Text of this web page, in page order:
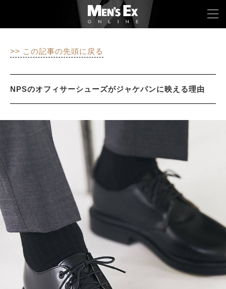
>> この記事の先頭に戻る
NPSのオフィサーシューズがジャケパンに映える理由
FASHION
MAGAZINE
ABOUT SITE